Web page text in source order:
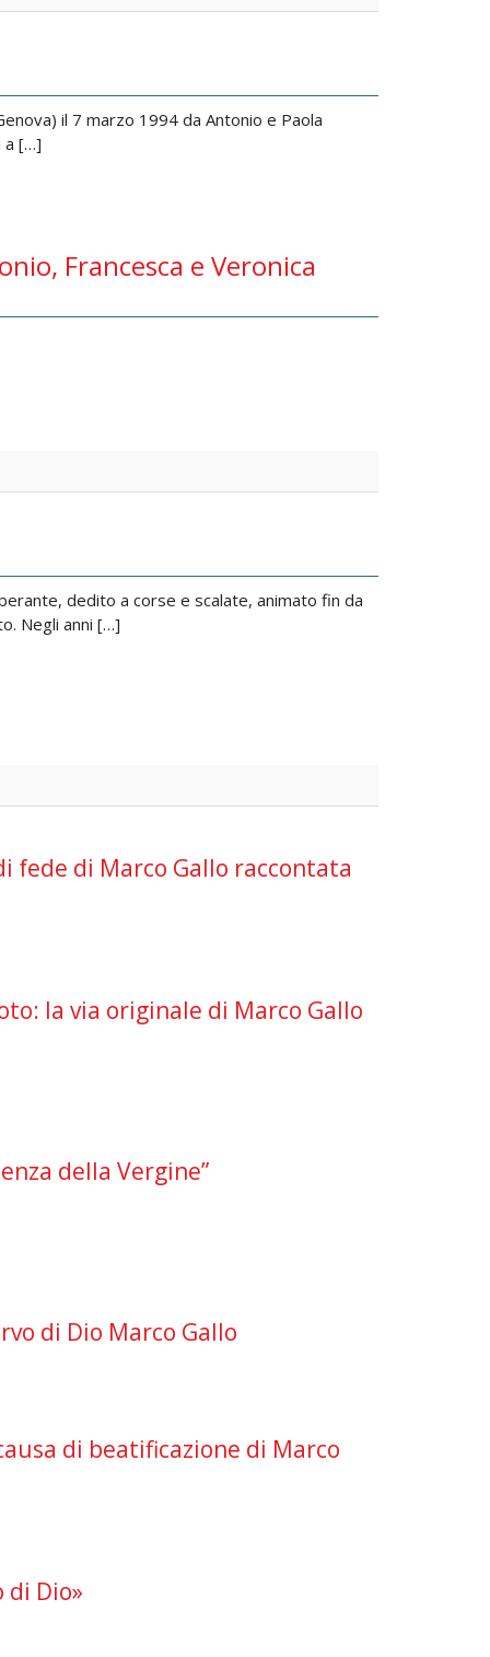
il 7 marzo 1994 da Antonio e Paola
a […]
Francesca e Veronica
dedito a corse e scalate, animato fin da
Negli anni […]
fede di Marco Gallo raccontata
la via originale di Marco Gallo
della Vergine”
di Dio Marco Gallo
di beatificazione di Marco
di Dio»